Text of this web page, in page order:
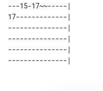
---15-17~~-----|
17-------------|
---------------|
---------------|
---------------|